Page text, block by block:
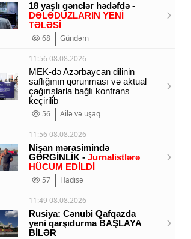
18 yaşlı gənclər hədəfdə -
DƏLƏDUZLARIN YENİ
TƏLƏSİ
68
Gündəm
11:56 08.08.2026
MEK-də Azərbaycan dilinin
saflığının qorunması və aktual
çağırışlarla bağlı konfrans
keçirilib
56
Ailə və uşaq
11:56 08.08.2026
Nişan mərasimində
GƏRGİNLİK - Jurnalistlərə
HÜCUM EDİLDİ
57
Hadisə
11:49 08.08.2026
Rusiya: Cənubi Qafqazda
yeni qarşıdurma BAŞLAYA
BİLƏR